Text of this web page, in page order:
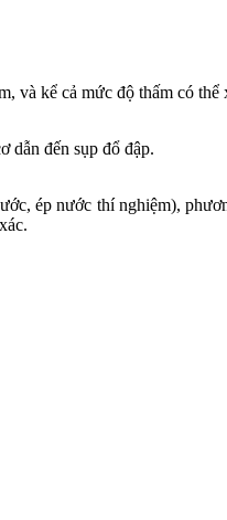
và kể cả mức độ thấm có thể
dẫn đến sụp đổ đập.
ép nước thí nghiệm),